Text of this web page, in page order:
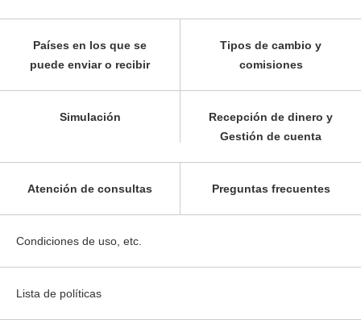
Países en los que se
puede enviar o recibir
Tipos de cambio y
comisiones
Simulación
Recepción de dinero y
Gestión de cuenta
Atención de consultas Preguntas frecuentes
Condiciones de uso, etc.
Lista de políticas